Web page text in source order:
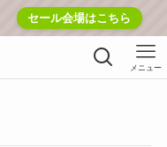
セール会場はこちら
メニュー